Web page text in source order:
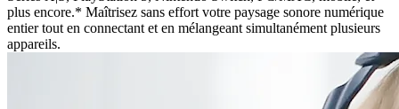
plus encore.* Maîtrisez sans effort votre paysage sonore numérique
entier tout en connectant et en mélangeant simultanément plusieurs
appareils.